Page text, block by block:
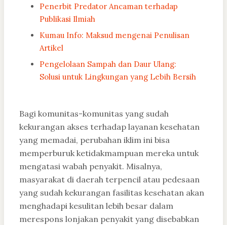
Penerbit Predator Ancaman terhadap
Publikasi Ilmiah
Kumau Info: Maksud mengenai Penulisan
Artikel
Pengelolaan Sampah dan Daur Ulang:
Solusi untuk Lingkungan yang Lebih Bersih
Bagi komunitas-komunitas yang sudah
kekurangan akses terhadap layanan kesehatan
yang memadai, perubahan iklim ini bisa
memperburuk ketidakmampuan mereka untuk
mengatasi wabah penyakit. Misalnya,
masyarakat di daerah terpencil atau pedesaan
yang sudah kekurangan fasilitas kesehatan akan
menghadapi kesulitan lebih besar dalam
merespons lonjakan penyakit yang disebabkan